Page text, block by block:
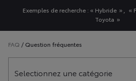
touche
Tab
pour
Exemples de recherche : Hybride
Toyota
FAQ Question fréquentes
Selectionnez une catégorie